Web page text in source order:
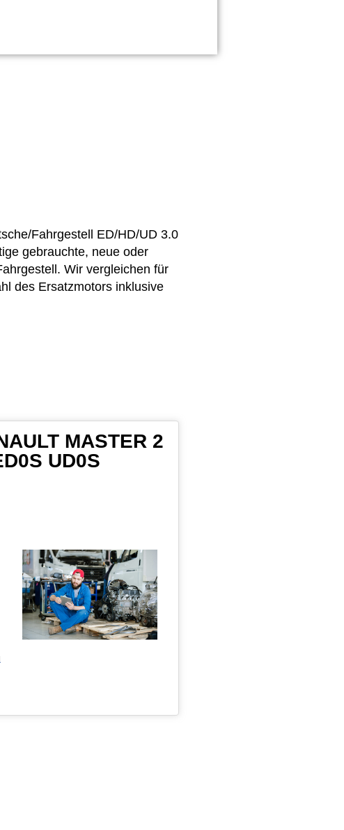
Fahrgestell ED/HD/UD 3.0
gebrauchte, neue oder
Wir vergleichen für
des Ersatzmotors inklusive
MASTER 2
UD0S